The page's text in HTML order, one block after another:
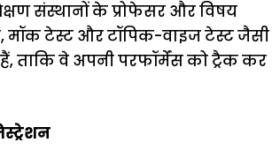
संस्थानों के प्रोफेसर और विषय
मॉक टेस्ट और टॉपिक-वाइज टेस्ट जैसी
ताकि वे अपनी परफॉर्मेंस को ट्रैक कर